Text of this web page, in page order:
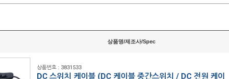
상품명/제조사/Spec
상품번호 : 3831533
DC 스위치 케이블 (DC 케이블 중간스위치 / DC 전원 케이